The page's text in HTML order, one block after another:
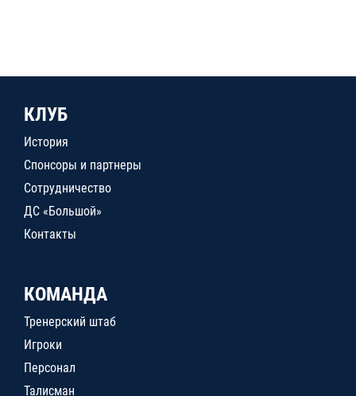
КЛУБ
История
Спонсоры и партнеры
Сотрудничество
ДС «Большой»
Контакты
КОМАНДА
Тренерский штаб
Игроки
Персонал
Талисман